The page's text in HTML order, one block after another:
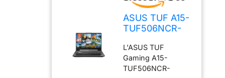
ASUS TUF A15-
TUF506NCR-
Pouces FHD
144Hz PC
Portable (AMD
L'ASUS TUF
Gaming A15-
TUF506NCR-